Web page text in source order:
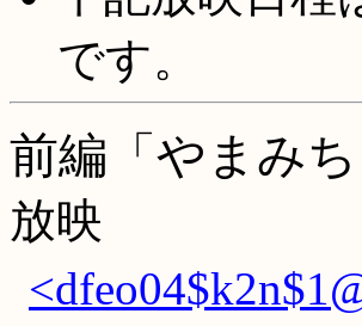
です。
前編「やまみ
放映